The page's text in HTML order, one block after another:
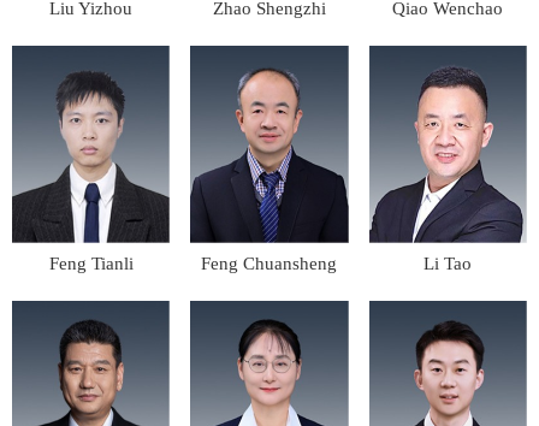
Liu Yizhou Zhao Shengzhi Qiao Wenchao
Feng Tianli Feng Chuansheng Li Tao